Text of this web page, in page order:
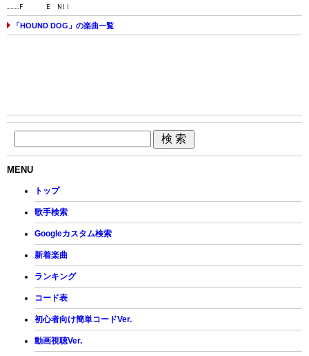
………F E N!!
「HOUND DOG」の楽曲一覧
MENU
トップ
歌手検索
Googleカスタム検索
新着楽曲
ランキング
コード表
初心者向け簡単コードVer.
動画視聴Ver.